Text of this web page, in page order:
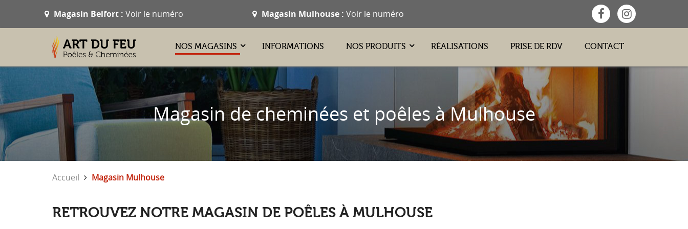
Magasin Belfort : Voir le numéro Magasin Mulhouse :Voir le numéro
NOS MAGASINS INFORMATIONS NOS PRODUITS RÉALISATIONS PRISE DE RDV CONTACT
Magasin de cheminées et poêles à Mulhouse
Accueil Magasin Mulhouse
RETROUVEZ NOTRE MAGASIN DE POÊLES À MULHOUSE